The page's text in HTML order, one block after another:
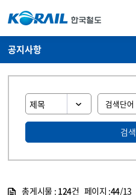
공지사항
검색
총게시물 : 124건 페이지 :44/13